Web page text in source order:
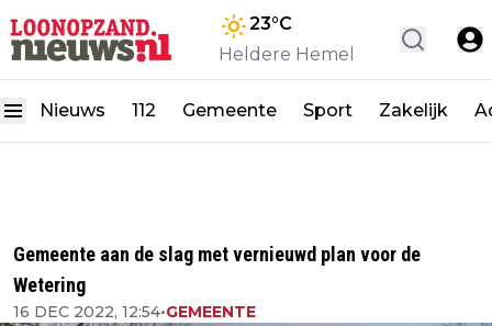
23°C
Heldere Hemel
Nieuws 112 Gemeente Sport Zakelijk
Gemeente aan de slag met vernieuwd plan voor de
Wetering
16 DEC 2022, 12:54•GEMEENTE